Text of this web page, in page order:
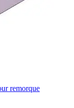
remorque